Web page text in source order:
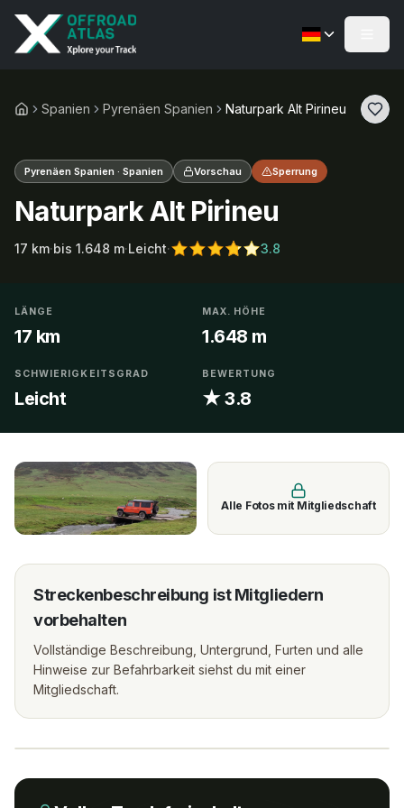
Spanien Pyrenäen Spanien Naturpark Alt Pirineu
Pyrenäen Spanien · Spanien Vorschau Sperrung
Naturpark Alt Pirineu
17 km·bis 1.648 m·Leicht· 3.8
LÄNGE
17 km
MAX. HÖHE
1.648 m
SCHWIERIGKEITSGRAD
Leicht
BEWERTUNG
★ 3.8
Alle Fotos mit Mitgliedschaft
Streckenbeschreibung ist Mitgliedern
vorbehalten
Vollständige Beschreibung, Untergrund, Furten und alle
Hinweise zur Befahrbarkeit siehst du mit einer
Mitgliedschaft.